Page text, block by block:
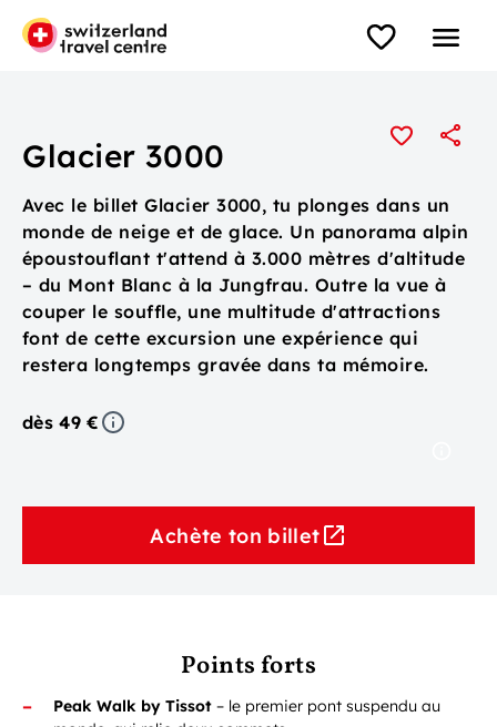
Glacier 3000
Avec le billet Glacier 3000, tu plonges dans un
monde de neige et de glace. Un panorama alpin
époustouflant t'attend à 3.000 mètres d'altitude
– du Mont Blanc à la Jungfrau. Outre la vue à
couper le souffle, une multitude d'attractions
font de cette excursion une expérience qui
restera longtemps gravée dans ta mémoire.
dès 49 €
Achète ton billet
Points forts
Peak Walk by Tissot – le premier pont suspendu au